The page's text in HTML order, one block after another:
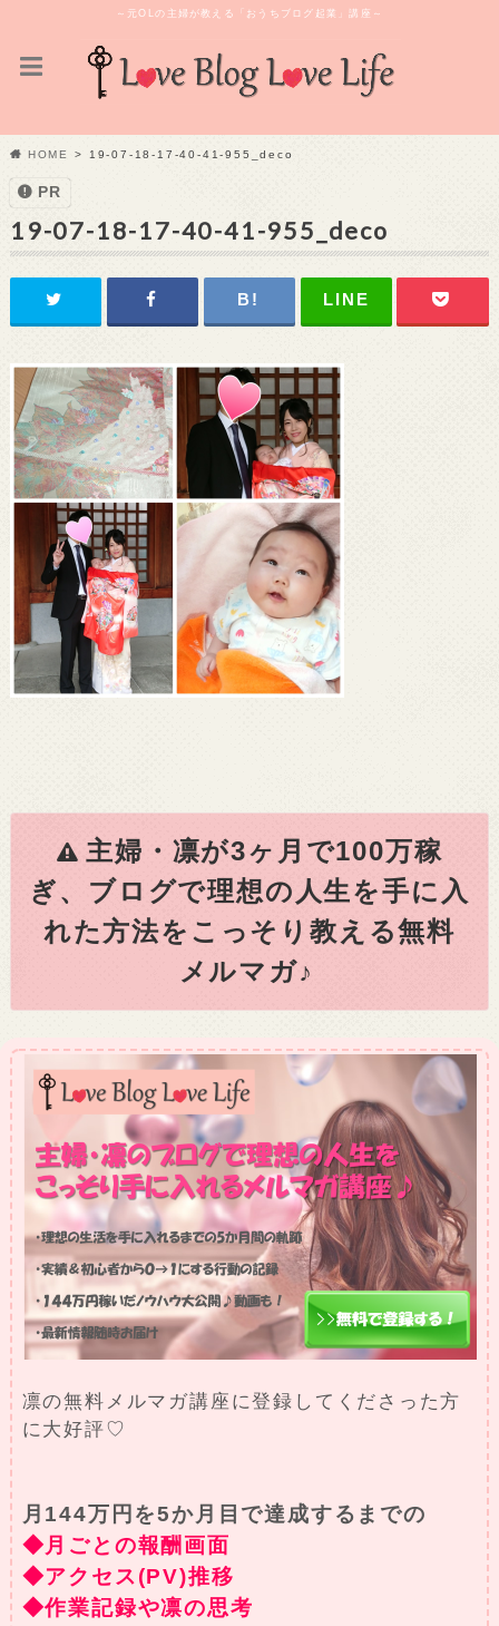
～元OLの主婦が教える「おうちブログ起業」講座～
HOME 19-07-18-17-40-41-955_deco
PR
19-07-18-17-40-41-955_deco
主婦・凛が3ヶ月で100万稼
ぎ、ブログで理想の人生を手に入
れた方法をこっそり教える無料
メルマガ♪
凛の無料メルマガ講座に登録してくださった方
に大好評♡
月144万円を5か月目で達成するまでの
◆月ごとの報酬画面
◆アクセス(PV)推移
◆作業記録や凛の思考